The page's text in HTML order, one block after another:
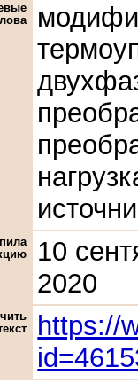
10
2020
https://